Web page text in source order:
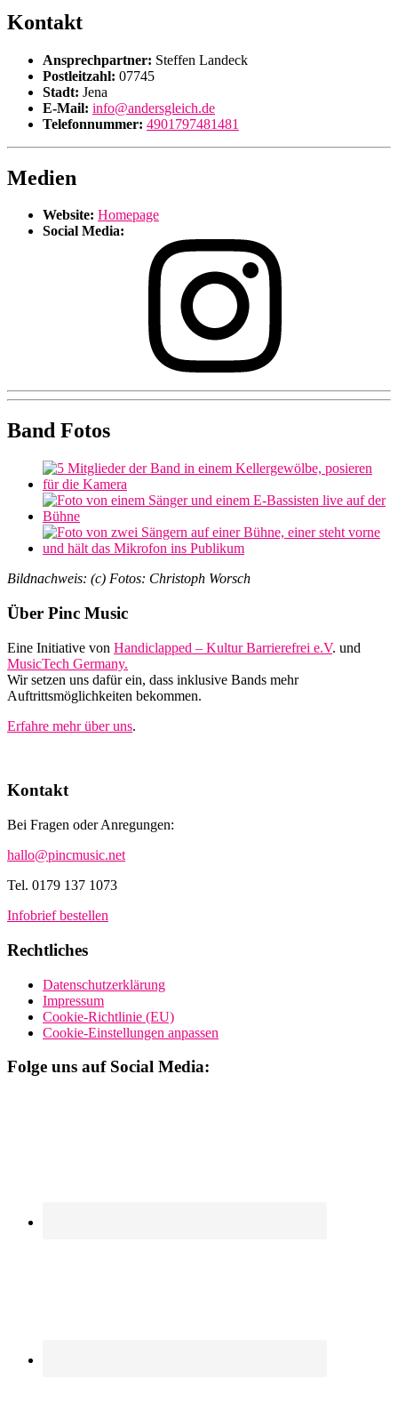
Kontakt
Ansprechpartner: Steffen Landeck
Postleitzahl: 07745
Stadt: Jena
E-Mail: info@andersgleich.de
Telefonnummer: 4901797481481
Medien
Website: Homepage
Social Media:
Band Fotos
Bildnachweis: (c) Fotos: Christoph Worsch
Footer
Über Pinc Music
Eine Initiative von Handiclapped – Kultur Barrierefrei e.V. und
MusicTech Germany.
Wir setzen uns dafür ein, dass inklusive Bands mehr
Auftrittsmöglichkeiten bekommen.
Erfahre mehr über uns.
Kontakt
Bei Fragen oder Anregungen:
hallo@pincmusic.net
Tel. 0179 137 1073
Infobrief bestellen
Rechtliches
Datenschutzerklärung
Impressum
Cookie-Richtlinie (EU)
Cookie-Einstellungen anpassen
Folge uns auf Social Media: